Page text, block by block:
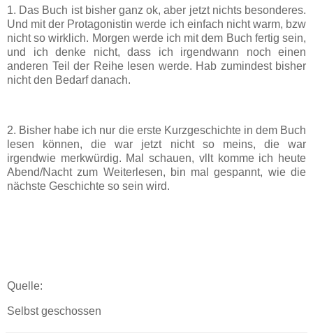
1. Das Buch ist bisher ganz ok, aber jetzt nichts besonderes.
Und mit der Protagonistin werde ich einfach nicht warm, bzw
nicht so wirklich. Morgen werde ich mit dem Buch fertig sein,
und ich denke nicht, dass ich irgendwann noch einen
anderen Teil der Reihe lesen werde. Hab zumindest bisher
nicht den Bedarf danach.
2. Bisher habe ich nur die erste Kurzgeschichte in dem Buch
lesen können, die war jetzt nicht so meins, die war
irgendwie merkwürdig. Mal schauen, vllt komme ich heute
Abend/Nacht zum Weiterlesen, bin mal gespannt, wie die
nächste Geschichte so sein wird.
Quelle:
Selbst geschossen